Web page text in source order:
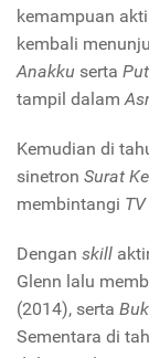
kemampuan
kembali
Anakku serta
tampil dalam
Kemudian di
sinetron Surat
membintangi
Dengan skill
Glenn lalu
(2014), serta
Sementara di